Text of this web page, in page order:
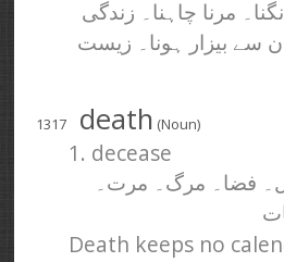
مرنا چاہنا۔ زندگی
سے بیزار ہونا۔ زیست
1317 death (Noun)
1. decease
فضا۔ مرگ۔ مرت۔
Death keeps no